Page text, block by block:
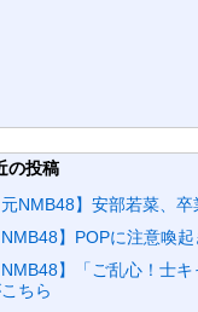
の投稿
元NMB48】安部若菜、
NMB48】POPに注意喚
NMB48】「ご乱心！士
ちら